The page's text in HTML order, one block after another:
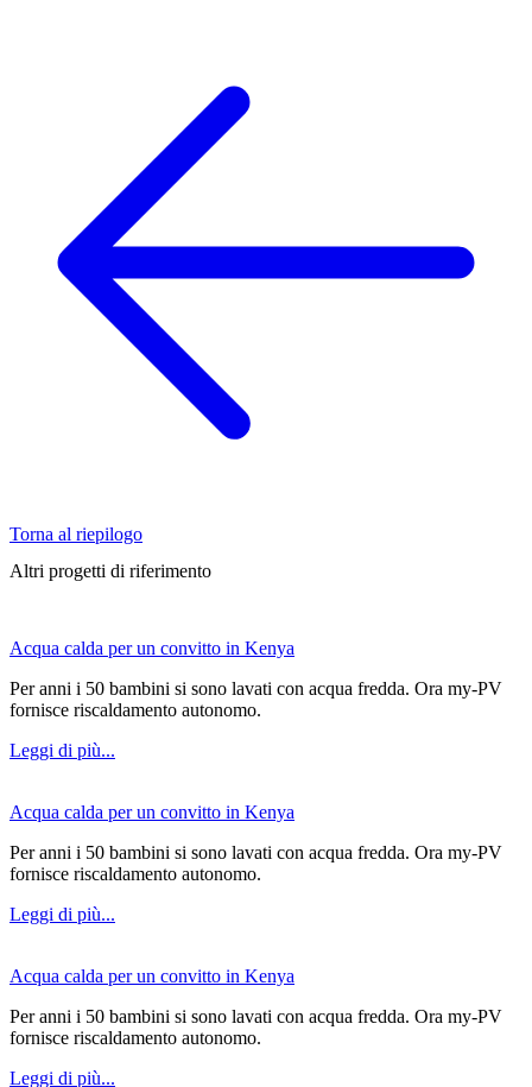
Torna al riepilogo
Altri progetti di riferimento
Acqua calda per un convitto in Kenya
Per anni i 50 bambini si sono lavati con acqua fredda. Ora my-PV
fornisce riscaldamento autonomo.
Leggi di più...
Acqua calda per un convitto in Kenya
Per anni i 50 bambini si sono lavati con acqua fredda. Ora my-PV
fornisce riscaldamento autonomo.
Leggi di più...
Acqua calda per un convitto in Kenya
Per anni i 50 bambini si sono lavati con acqua fredda. Ora my-PV
fornisce riscaldamento autonomo.
Leggi di più...